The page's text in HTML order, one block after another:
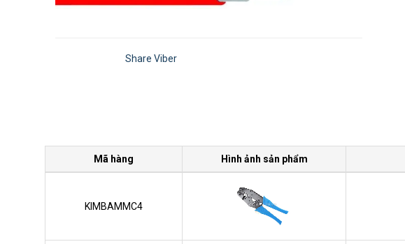
Share Viber
Mã hàng Hình ảnh sản phẩm
KIMBAMMC4